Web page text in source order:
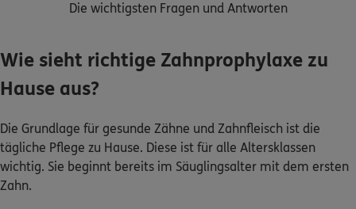
Die wichtigsten Fragen und Antworten
Wie sieht richtige Zahnprophylaxe zu
Hause aus?
Die Grundlage für gesunde Zähne und Zahnfleisch ist die
tägliche Pflege zu Hause. Diese ist für alle Altersklassen
wichtig. Sie beginnt bereits im Säuglingsalter mit dem ersten
Zahn.